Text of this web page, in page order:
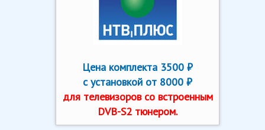
Цена комплекта 3500 ₽
с установкой от 8000 ₽
для телевизоров со встроенным
DVB-S2 тюнером.